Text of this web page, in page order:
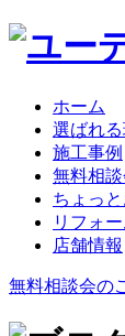
ホーム
選ばれ
施工事例
無料相
ちょっ
リフォ
店舗情報
無料相談会の